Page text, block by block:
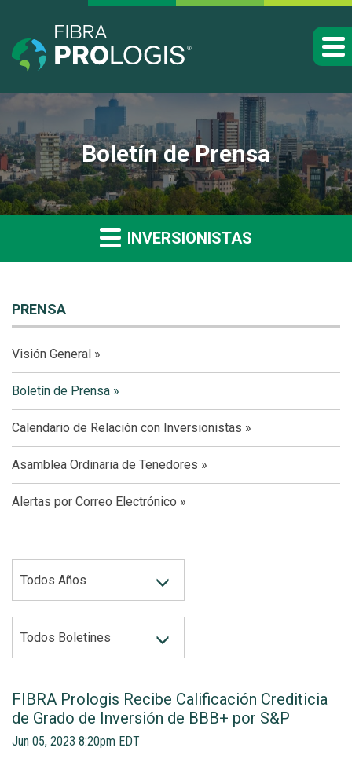
Boletín de Prensa
INVERSIONISTAS
PRENSA
Visión General
Boletín de Prensa
Calendario de Relación con Inversionistas
Asamblea Ordinaria de Tenedores
Alertas por Correo Electrónico
Todos Años
Todos Boletines
FIBRA Prologis Recibe Calificación Crediticia
de Grado de Inversión de BBB+ por S&P
Jun 05, 2023 8:20pm EDT